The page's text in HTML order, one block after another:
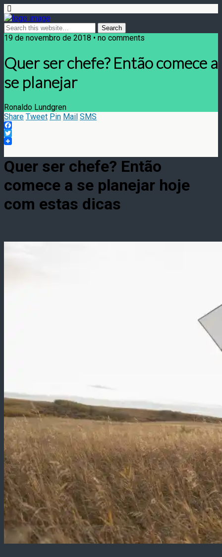
19 de novembro de 2018 • no comments
Quer ser chefe? Então comece a
se planejar
Ronaldo Lundgren
Share Tweet Pin Mail SMS
Facebook
Twitter
Quer ser chefe? Então
comece a se planejar hoje
com estas dicas